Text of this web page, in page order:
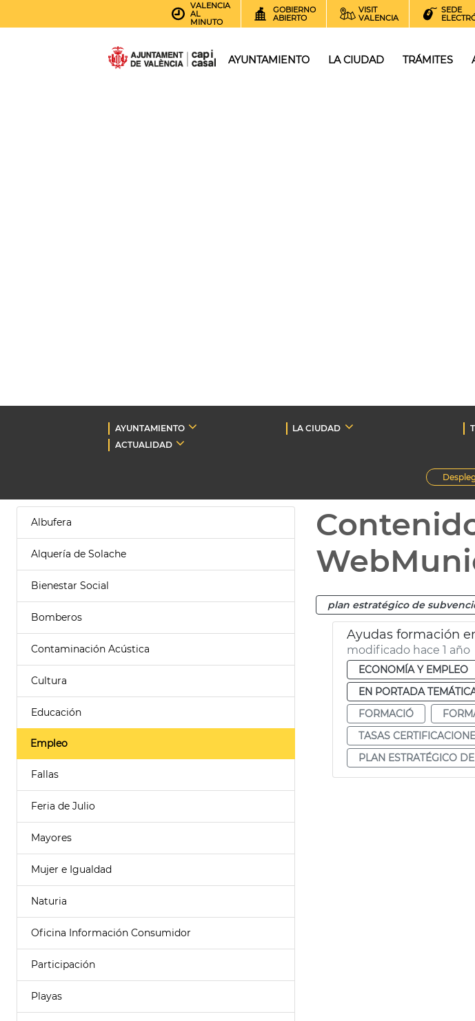
VALENCIA
AL
MINUTO
GOBIERNO
ABIERTO
VISIT
VALENCIA
SEDE
AYUNTAMIENTO LA CIUDAD TRÁMITES
AYUNTAMIENTO LA CIUDAD
ACTUALIDAD
Albufera
Alquería de Solache
Bienestar Social
Bomberos
Contaminación Acústica
Cultura
Educación
Empleo
Fallas
Feria de Julio
Mayores
Mujer e Igualdad
Naturia
Oficina Información Consumidor
Participación
Playas
plan estratégico de
Ayudas formación
modificado hace 1 año
ECONOMÍA Y EMPLEO
EN PORTADA
FORMACIÓ
TASAS
PLAN ESTRATÉGICO